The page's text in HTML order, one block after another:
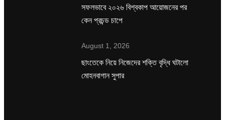
সফলভাবে ২০২৬ বিশ্বকাপ আয়োজনের পর
কেন প্রচন্ড চাপে
August 1, 2026
ছাংতেকে নিয়ে নিজেদের শক্তি বৃদ্ধি ঘটালো
মোহনবাগান সুপার